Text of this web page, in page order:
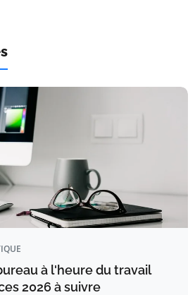
à l'heure du travail
2026 à suivre